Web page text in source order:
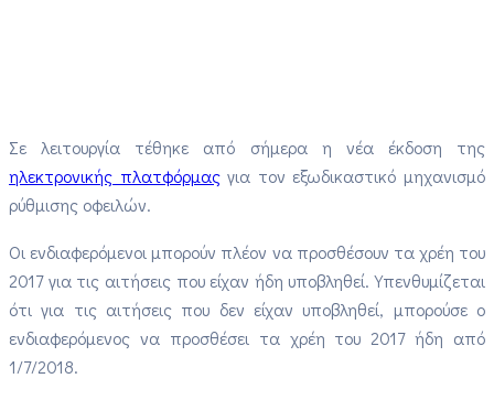
Σε λειτουργία τέθηκε από σήμερα η νέα έκδοση της
ηλεκτρονικής πλατφόρμαςγια τον εξωδικαστικό μηχανισμό
ρύθμισης οφειλών.
Οι ενδιαφερόμενοι μπορούν πλέον να προσθέσουν τα χρέη του
2017 για τις αιτήσεις που είχαν ήδη υποβληθεί. Υπενθυμίζεται
ότι για τις αιτήσεις που δεν είχαν υποβληθεί, μπορούσε ο
ενδιαφερόμενος να προσθέσει τα χρέη του 2017 ήδη από
1/7/2018.